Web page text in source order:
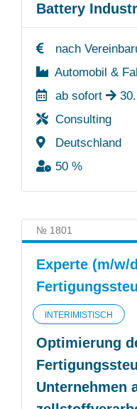
Battery
nach
Automobil &
ab sofort
Consulting
Deutschland
50 %
№ 1801
Experte (m/w/
INTERIMISTISCH
Optimierung
Unternehmen